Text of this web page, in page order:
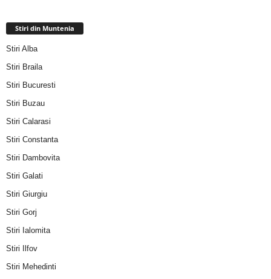
Stiri din Muntenia
Stiri Alba
Stiri Braila
Stiri Bucuresti
Stiri Buzau
Stiri Calarasi
Stiri Constanta
Stiri Dambovita
Stiri Galati
Stiri Giurgiu
Stiri Gorj
Stiri Ialomita
Stiri Ilfov
Stiri Mehedinti